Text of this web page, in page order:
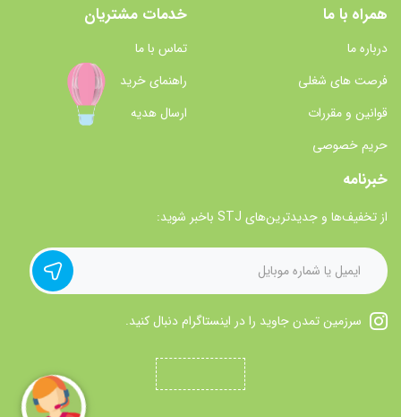
همراه با ما
درباره ما
فرصت های شغلی
قوانین و مقررات
حریم خصوصی
خدمات مشتریان
تماس با ما
راهنمای خرید
ارسال هدیه
خبرنامه
از تخفیف‌ها و جدیدترین‌های STJ باخبر شوید:
سرزمین تمدن جاوید را در اینستاگرام دنبال کنید.